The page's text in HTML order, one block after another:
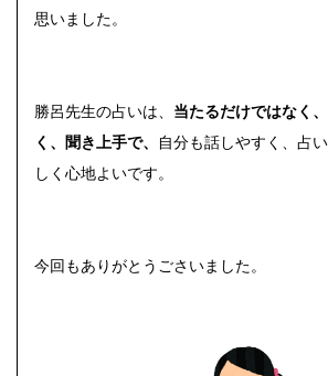
思いました。
勝呂先生の占いは、 当たるだけではなく
く、聞き上手で、
自分も話しやすく、占
しく心地よいです。
今回もありがとうごさいました。